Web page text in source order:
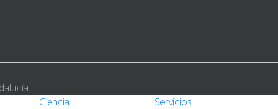
Ciencia Servicios